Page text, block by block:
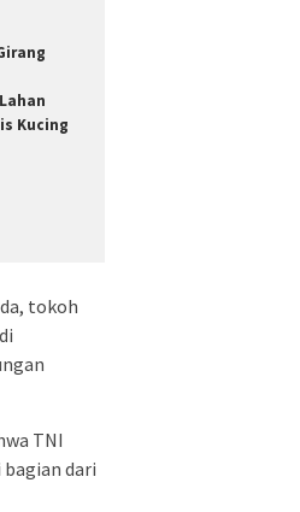
Kucing
tokoh
TNI
dari